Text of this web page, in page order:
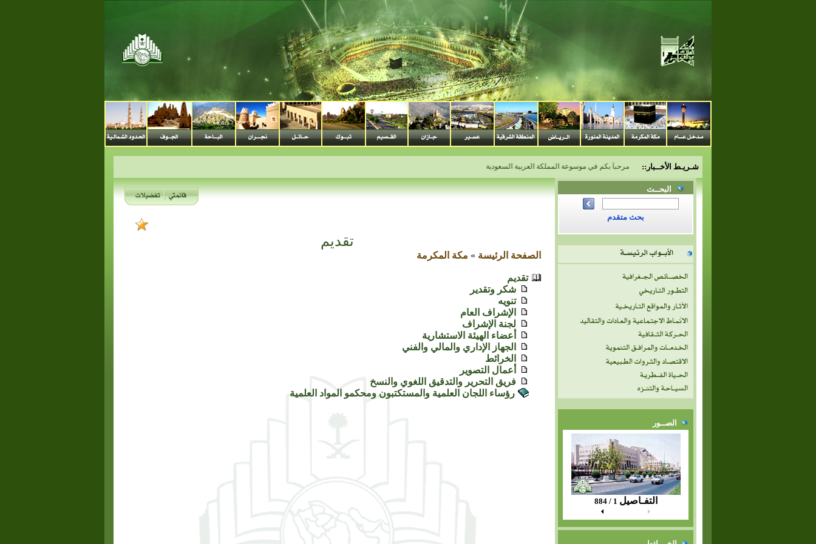
شـريـط الأخــبار:: مرحباً بكم في موسوعة المملكة العربية السعودية
البحــث
بحث متقدم
الصــور
التفـاصيل 1 / 884
تقديم
الصفحة الرئيسة » مكة المكرمة
تقديم
شكر وتقدير
تنويه
الإشراف العام
لجنة الإشراف
أعضاء الهيئة الاستشارية
الجهاز الإداري والمالي والفني
الخرائط
أعمال التصوير
فريق التحرير والتدقيق اللغوي والنسخ
رؤساء اللجان العلمية والمستكتبون ومحكمو المواد العلمية